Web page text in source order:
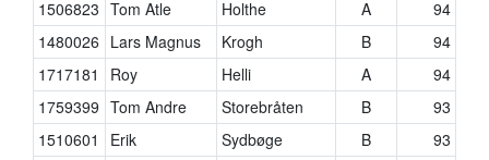
1506823 Tom Atle Holthe A
94
1480026 Lars Magnus Krogh B
94
1717181
Roy Helli A
94
1759399 Tom Andre Storebråten B
93
1510601
Erik Sydbøge B
93